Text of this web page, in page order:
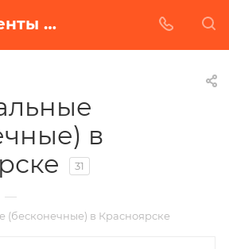
Купить ленты шлифовальные (бесконечные) в Красноярске | Низкая цена от производителя
в
31
—
(бесконечные) в Красноярске